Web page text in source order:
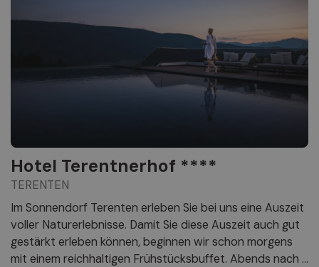
Hotel Terentnerhof ****
TERENTEN
Im Sonnendorf Terenten erleben Sie bei uns eine Auszeit
voller Naturerlebnisse. Damit Sie diese Auszeit auch gut
gestärkt erleben können, beginnen wir schon morgens
mit einem reichhaltigen Frühstücksbuffet. Abends nach ...